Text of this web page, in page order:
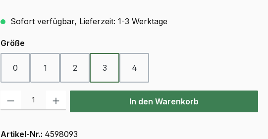
Sofort verfügbar, Lieferzeit: 1-3 Werktage
Größe
0 1 2 3 4
Produkt Anzahl: Gib den gewünschten Wert ein oder benutze die Schaltflächen
In den Warenkorb
Artikel-Nr.: 4598093